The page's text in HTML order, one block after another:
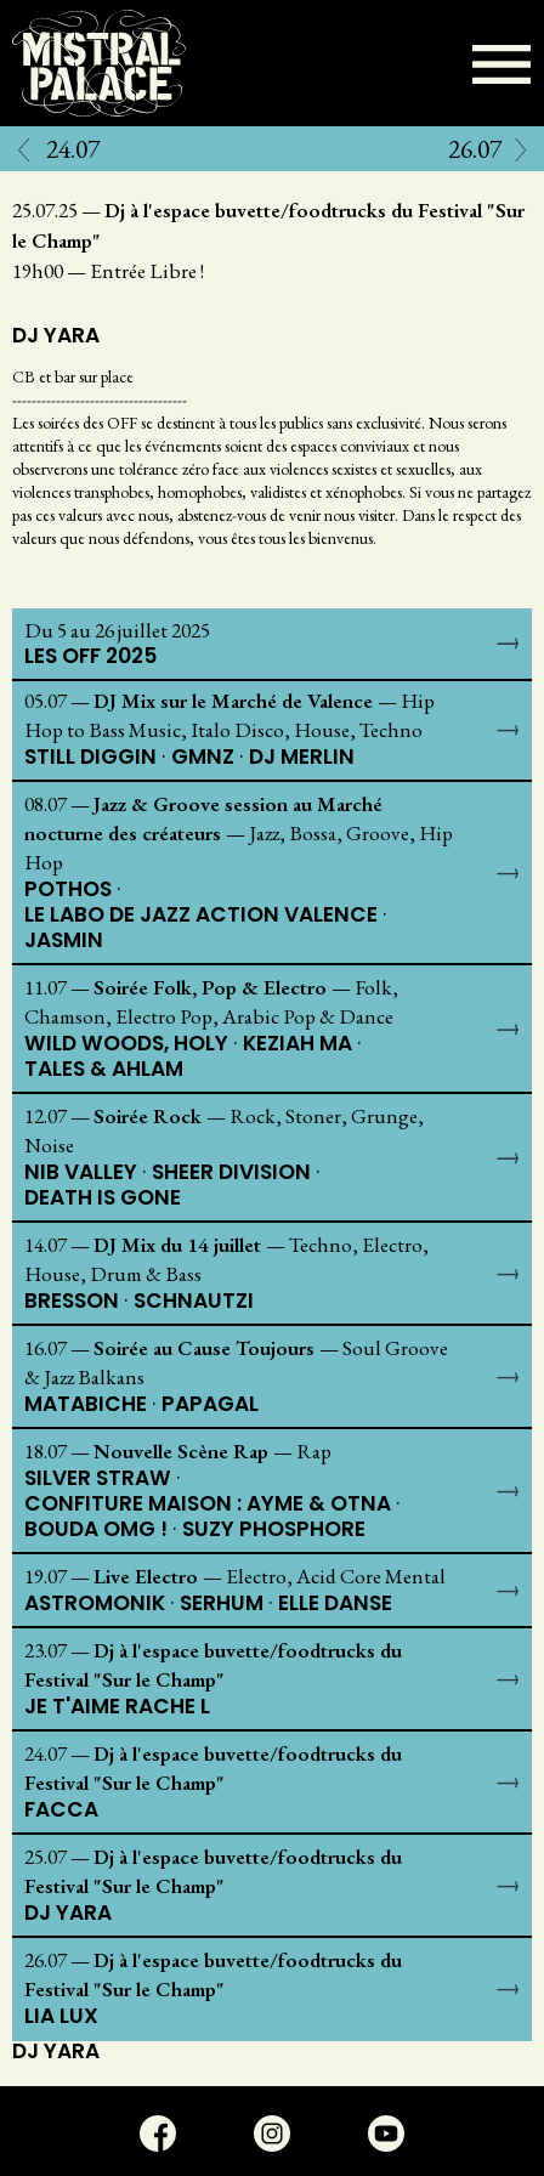
Aller
au
contenu
principal
24.07 26.07
25.07.25 —Dj à l'espace buvette/foodtrucks du Festival "Sur
le Champ"
19h00—Entrée Libre !
DJ YARA
CB et bar sur place
------------------------------------
Les soirées des OFF se destinent à tous les publics sans exclusivité. Nous serons
attentifs à ce que les événements soient des espaces conviviaux et nous
observerons une tolérance zéro face aux violences sexistes et sexuelles, aux
violences transphobes, homophobes, validistes et xénophobes. Si vous ne partagez
pas ces valeurs avec nous, abstenez-vous de venir nous visiter. Dans le respect des
valeurs que nous défendons, vous êtes tous les bienvenus.
Du 5 au 26 juillet 2025
LES OFF 2025
05.07—DJ Mix sur le Marché de Valence —Hip
Hop to Bass Music, Italo Disco, House, Techno
STILL DIGGIN GMNZ DJ MERLIN
08.07—Jazz & Groove session au Marché
nocturne des créateurs —Jazz, Bossa, Groove, Hip
Hop
POTHOS
LE LABO DE JAZZ ACTION VALENCE
JASMIN
11.07—Soirée Folk, Pop & Electro —Folk,
Chamson, Electro Pop, Arabic Pop & Dance
WILD WOODS, HOLY KEZIAH MA
TALES & AHLAM
12.07—Soirée Rock —Rock, Stoner, Grunge,
Noise
NIB VALLEY SHEER DIVISION
DEATH IS GONE
14.07—DJ Mix du 14 juillet —Techno, Electro,
House, Drum & Bass
BRESSON SCHNAUTZI
16.07—Soirée au Cause Toujours —Soul Groove
& Jazz Balkans
MATABICHE PAPAGAL
18.07—Nouvelle Scène Rap —Rap
SILVER STRAW
CONFITURE MAISON : AYME & OTNA
BOUDA OMG ! SUZY PHOSPHORE
19.07—Live Electro —Electro, Acid Core Mental
ASTROMONIK SERHUM ELLE DANSE
23.07—Dj à l'espace buvette/foodtrucks du
Festival "Sur le Champ"
JE T'AIME RACHE L
24.07—Dj à l'espace buvette/foodtrucks du
Festival "Sur le Champ"
FACCA
25.07—Dj à l'espace buvette/foodtrucks du
Festival "Sur le Champ"
DJ YARA
26.07—Dj à l'espace buvette/foodtrucks du
Festival "Sur le Champ"
LIA LUX
DJ YARA